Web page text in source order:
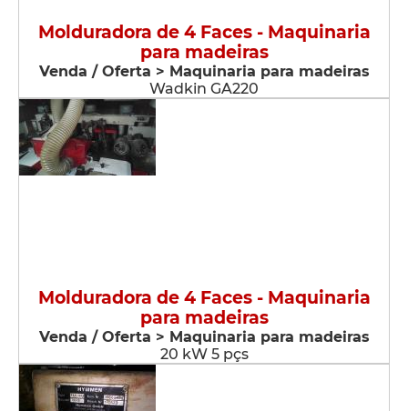
Molduradora de 4 Faces - Maquinaria
para madeiras
Venda / Oferta > Maquinaria para madeiras
Wadkin GA220
Molduradora de 4 Faces - Maquinaria
para madeiras
Venda / Oferta > Maquinaria para madeiras
20 kW 5 pçs